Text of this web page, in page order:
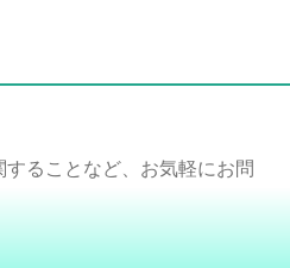
ることなど、お気軽にお問